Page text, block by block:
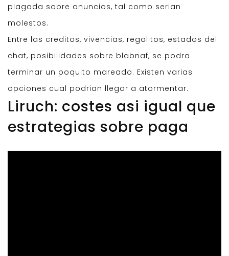
plagada sobre anuncios, tal como serian
molestos.
Entre las creditos, vivencias, regalitos, estados del
chat, posibilidades sobre blabnaf, se podra
terminar un poquito mareado. Existen varias
opciones cual podrian llegar a atormentar.
Liruch: costes asi igual que
estrategias sobre paga